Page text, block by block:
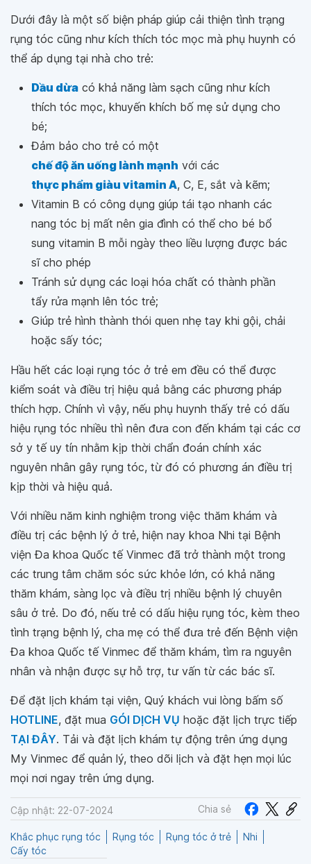
Dưới đây là một số biện pháp giúp cải thiện tình trạng
rụng tóc cũng như kích thích tóc mọc mà phụ huynh có
thể áp dụng tại nhà cho trẻ:
Dầu dừa có khả năng làm sạch cũng như kích
thích tóc mọc, khuyến khích bố mẹ sử dụng cho
bé;
Đảm bảo cho trẻ có một
chế độ ăn uống lành mạnh với các
thực phẩm giàu vitamin A, C, E, sắt và kẽm;
Vitamin B có công dụng giúp tái tạo nhanh các
nang tóc bị mất nên gia đình có thể cho bé bổ
sung vitamin B mỗi ngày theo liều lượng được bác
sĩ cho phép
Tránh sử dụng các loại hóa chất có thành phần
tẩy rửa mạnh lên tóc trẻ;
Giúp trẻ hình thành thói quen nhẹ tay khi gội, chải
hoặc sấy tóc;
Hầu hết các loại rụng tóc ở trẻ em đều có thể được
kiểm soát và điều trị hiệu quả bằng các phương pháp
thích hợp. Chính vì vậy, nếu phụ huynh thấy trẻ có dấu
hiệu rụng tóc nhiều thì nên đưa con đến khám tại các cơ
sở y tế uy tín nhằm kịp thời chẩn đoán chính xác
nguyên nhân gây rụng tóc, từ đó có phương án điều trị
kịp thời và hiệu quả.
Với nhiều năm kinh nghiệm trong việc thăm khám và
điều trị các bệnh lý ở trẻ, hiện nay khoa Nhi tại Bệnh
viện Đa khoa Quốc tế Vinmec đã trở thành một trong
các trung tâm chăm sóc sức khỏe lớn, có khả năng
thăm khám, sàng lọc và điều trị nhiều bệnh lý chuyên
sâu ở trẻ. Do đó, nếu trẻ có dấu hiệu rụng tóc, kèm theo
tình trạng bệnh lý, cha mẹ có thể đưa trẻ đến Bệnh viện
Đa khoa Quốc tế Vinmec để thăm khám, tìm ra nguyên
nhân và nhận được sự hỗ trợ, tư vấn từ các bác sĩ.
Để đặt lịch khám tại viện, Quý khách vui lòng bấm số
HOTLINE, đặt mua GÓI DỊCH VỤ hoặc đặt lịch trực tiếp
TẠI ĐÂY. Tải và đặt lịch khám tự động trên ứng dụng
My Vinmec để quản lý, theo dõi lịch và đặt hẹn mọi lúc
mọi nơi ngay trên ứng dụng.
Cập nhật: 22-07-2024 Chia sẻ
Khắc phục rụng tóc Rụng tóc Rụng tóc ở trẻ
Nhi
Cấy tóc